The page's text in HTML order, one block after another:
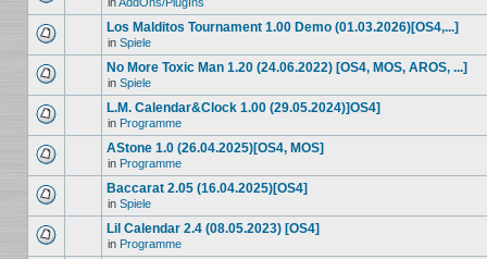
Los Malditos Tournament 1.00 Demo (01.03.2026)[OS4,...]
in Spiele
No More Toxic Man 1.20 (24.06.2022) [OS4, MOS, AROS, ...]
in Spiele
L.M. Calendar&Clock 1.00 (29.05.2024)]OS4]
in Programme
AStone 1.0 (26.04.2025)[OS4, MOS]
in Programme
Baccarat 2.05 (16.04.2025)[OS4]
in Spiele
Lil Calendar 2.4 (08.05.2023) [OS4]
in Programme